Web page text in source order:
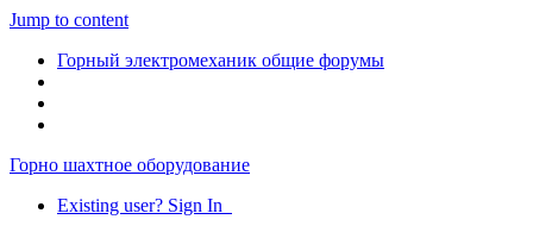
Jump to content
Горный электромеханик общие форумы
Горно шахтное оборудование
Existing user? Sign In